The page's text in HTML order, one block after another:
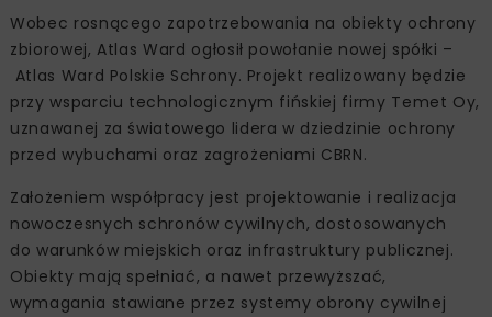
Wobec rosnącego zapotrzebowania na obiekty ochrony
zbiorowej, Atlas Ward ogłosił powołanie nowej spółki –
Atlas Ward Polskie Schrony. Projekt realizowany będzie
przy wsparciu technologicznym fińskiej firmy Temet Oy,
uznawanej za światowego lidera w dziedzinie ochrony
przed wybuchami oraz zagrożeniami CBRN.
Założeniem współpracy jest projektowanie i realizacja
nowoczesnych schronów cywilnych, dostosowanych
do warunków miejskich oraz infrastruktury publicznej.
Obiekty mają spełniać, a nawet przewyższać,
wymagania stawiane przez systemy obrony cywilnej